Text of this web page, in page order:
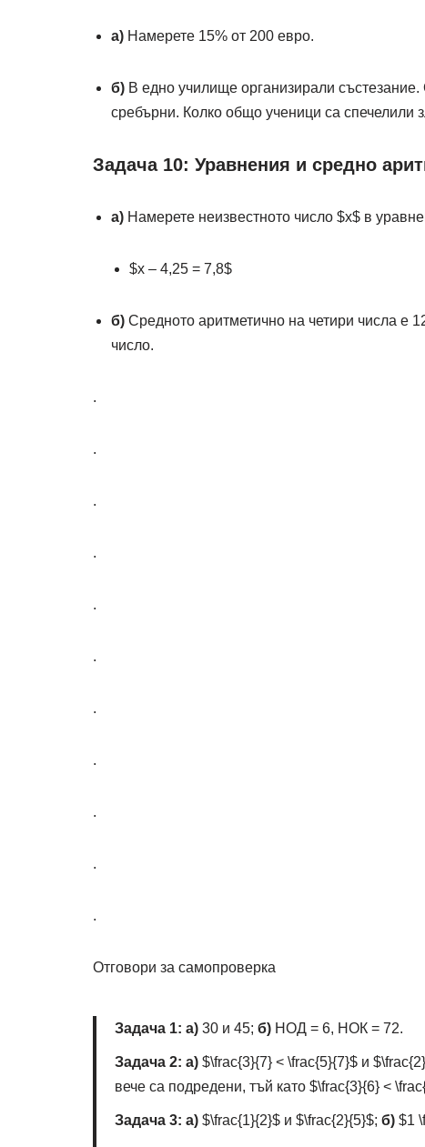
а) Намерете 15% от 200 евро.
б) В едно училище организирали
сребърни. Колко общо ученици са спечелили
Задача 10: Уравнения и средно
а) Намерете неизвестното число $x$ в
$x – 4,25 = 7,8$
б) Средното аритметично на четири числа е
число.
.
.
.
.
.
.
.
.
.
.
.
Отговори за самопроверка
Задача 1: а) 30 и 45; б) НОД = 6, НОК = 72.
Задача 2: а) $\frac{3}{7} < \frac{5}{7}$ и
вече са подредени, тъй като $\frac{3}{6} <
Задача 3: а) $\frac{1}{2}$ и $\frac{2}{5}$; б) $1